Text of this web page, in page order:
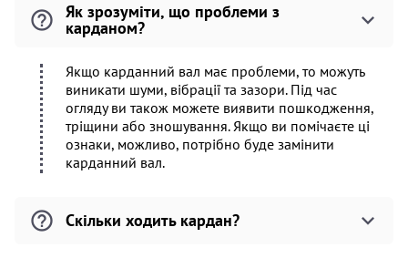
Як зрозуміти, що проблеми з
карданом?
Якщо карданний вал має проблеми, то можуть
виникати шуми, вібрації та зазори. Під час
огляду ви також можете виявити пошкодження,
тріщини або зношування. Якщо ви помічаєте ці
ознаки, можливо, потрібно буде замінити
карданний вал.
Скільки ходить кардан?